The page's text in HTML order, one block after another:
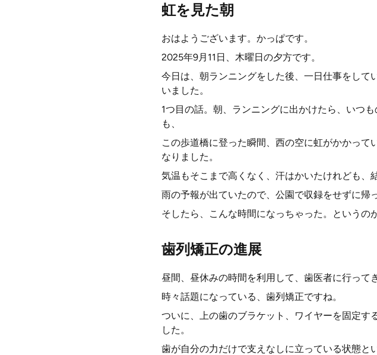
虹を見た朝
おはようございます。かっぱです。
2025年9月11日、木曜日の夕方です。
今日は、朝ランニングをした後、一日仕事をして
いました。
1つ目の話。朝、ランニングに出かけたら、いつ
も、
この歩道橋に登った瞬間、西の空に虹がかかっ
なりました。
気温もそこまで高くなく、汗はかいたけれども、
雨の予報が出ていたので、公園で収録をせずに帰
そしたら、こんな時間になっちゃった。というの
歯列矯正の進展
昼間、昼休みの時間を利用して、歯医者に行って
時々話題になっている、歯列矯正ですね。
ついに、上の歯のブラケット、ワイヤーを固定す
した。
歯が自分の力だけで支えなしに立っている状態と